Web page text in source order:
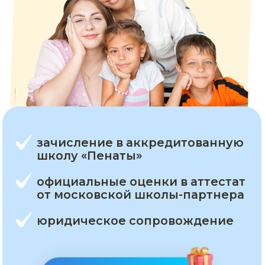
юридическое сопровождение
официальные оценки в аттестат
от московской школы-партнера
зачисление в аккредитованную
школу «Пенаты»